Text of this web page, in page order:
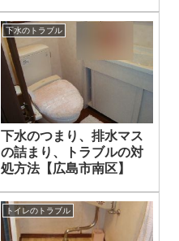
下水のトラブル
下水のつまり、排水マス
の詰まり、トラブルの対
処方法【広島市南区】
トイレのトラブル